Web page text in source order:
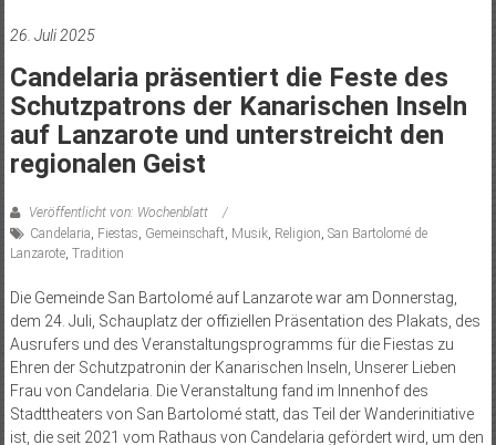
26. Juli 2025
Candelaria präsentiert die Feste des
Schutzpatrons der Kanarischen Inseln
auf Lanzarote und unterstreicht den
regionalen Geist
Veröffentlicht von: Wochenblatt
Candelaria Fiestas Gemeinschaft Musik, Religion San Bartolomé de
Lanzarote, Tradition
Die Gemeinde San Bartolomé auf Lanzarote war am Donnerstag,
dem 24. Juli, Schauplatz der offiziellen Präsentation des Plakats, des
Ausrufers und des Veranstaltungsprogramms für die Fiestas zu
Ehren der Schutzpatronin der Kanarischen Inseln, Unserer Lieben
Frau von Candelaria. Die Veranstaltung fand im Innenhof des
Stadttheaters von San Bartolomé statt, das Teil der Wanderinitiative
ist, die seit 2021 vom Rathaus von Candelaria gefördert wird, um den